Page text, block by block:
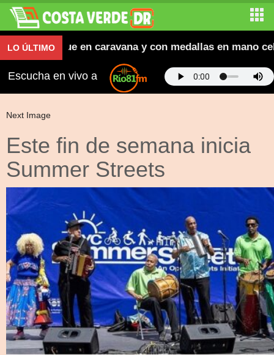
LO ÚLTIMO
atletas que en caravana y con medallas en mano
Escucha en vivo a
Next Image
Este fin de semana inicia
Summer Streets